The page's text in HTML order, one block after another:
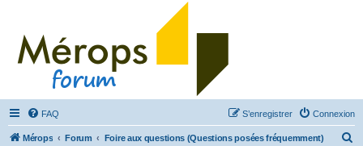
FAQ Connexion
S’enregistrer
Mérops Forum Foire aux questions (Questions posées fréquemment)